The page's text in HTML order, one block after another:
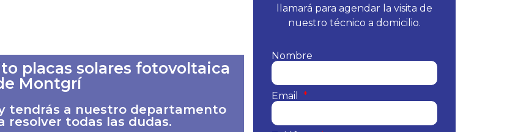
placas solares fotovoltaica
Montgrí
tendrás a nuestro departamento
resolver todas las dudas.
llamará para agendar la visita de
nuestro técnico a domicilio.
Nombre
Email